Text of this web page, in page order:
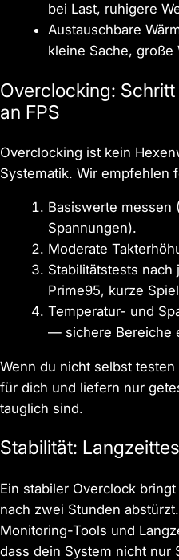
bei Last, ruhigere
Austauschbare
kleine Sache, große
Overclocking:
an FPS
Overclocking ist kein
Systematik. Wir empfehlen
Basiswerte messen
Spannungen).
Moderate
Stabilitätstests
Prime95, kurze
Temperatur- und
— sichere Bereiche
Wenn du nicht selbst
für dich und liefern nur
tauglich sind.
Stabilität:
Ein stabiler Overclock
nach zwei Stunden
Monitoring-Tools und
dass dein System nicht nur